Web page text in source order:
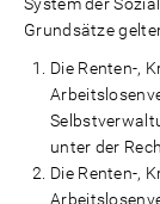
Grundsätze
Die Renten-,
unter der
Die Renten-,